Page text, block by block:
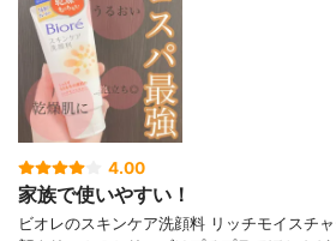
4.00
家族で使いやすい！
ビオレのスキンケア洗顔料 リッチモイスチ